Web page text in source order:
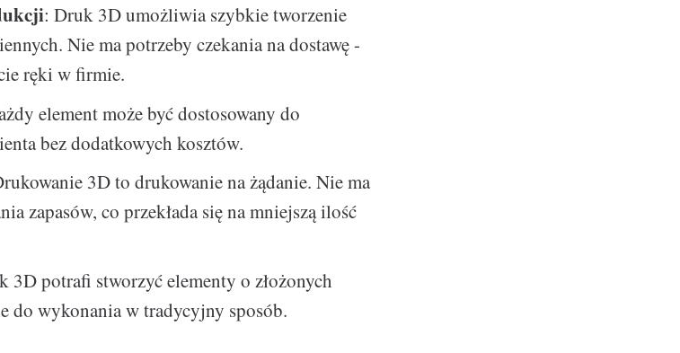
: Druk 3D umożliwia szybkie tworzenie
Nie ma potrzeby czekania na dostawę -
ręki w firmie.
element może być dostosowany do
bez dodatkowych kosztów.
3D to drukowanie na żądanie. Nie ma
zapasów, co przekłada się na mniejszą ilość
3D potrafi stworzyć elementy o złożonych
do wykonania w tradycyjny sposób.